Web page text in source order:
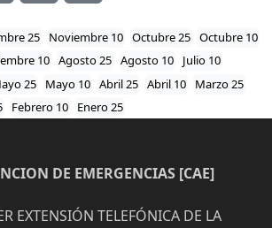
25 Noviembre 10 Octubre 25 Octubre 10
10 Agosto 25 Agosto 10
Julio 10
25 Mayo 10 Abril 25 Abril 10
Marzo 25
Febrero 10 Enero 25
DE EMERGENCIAS [CAE]
EXTENSIÓN TELEFÓNICA DE LA